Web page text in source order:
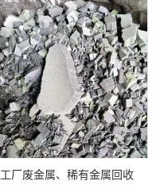
工厂废金属、稀有金属回收